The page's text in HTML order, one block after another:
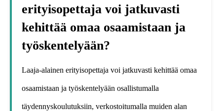
erityisopettaja voi jatkuvasti
kehittää omaa osaamistaan ja
työskentelyään?
Laaja-alainen erityisopettaja voi jatkuvasti kehittää omaa
osaamistaan ja työskentelyään osallistumalla
täydennyskoulutuksiin, verkostoitumalla muiden alan